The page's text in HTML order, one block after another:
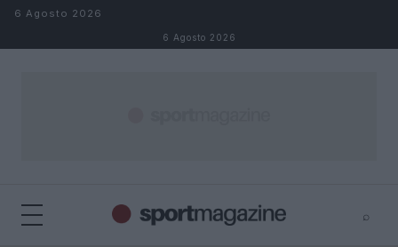
Salta al contenuto
6 Agosto 2026
6 Agosto 2026
⌕